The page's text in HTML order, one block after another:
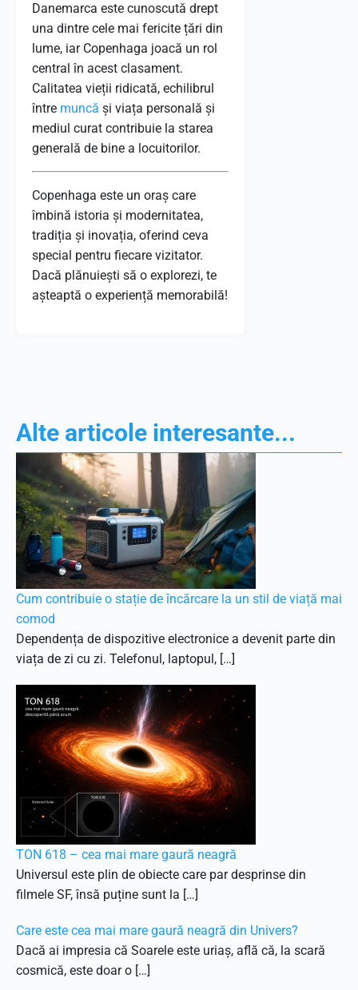
Danemarca este cunoscută drept
una dintre cele mai fericite țări din
lume, iar Copenhaga joacă un rol
central în acest clasament.
Calitatea vieții ridicată, echilibrul
între muncă și viața personală și
mediul curat contribuie la starea
generală de bine a locuitorilor.
Copenhaga este un oraș care
îmbină istoria și modernitatea,
tradiția și inovația, oferind ceva
special pentru fiecare vizitator.
Dacă plănuiești să o explorezi, te
așteaptă o experiență memorabilă!
Alte articole interesante...
Cum contribuie o stație de încărcare la un stil de viață mai
comod
Dependența de dispozitive electronice a devenit parte din
viața de zi cu zi. Telefonul, laptopul, […]
TON 618 – cea mai mare gaură neagră
Universul este plin de obiecte care par desprinse din
filmele SF, însă puține sunt la […]
Care este cea mai mare gaură neagră din Univers?
Dacă ai impresia că Soarele este uriaș, află că, la scară
cosmică, este doar o […]